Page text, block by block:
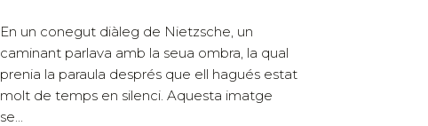
En un conegut diàleg de Nietzsche, un
caminant parlava amb la seua ombra, la qual
prenia la paraula després que ell hagués estat
molt de temps en silenci. Aquesta imatge
se...